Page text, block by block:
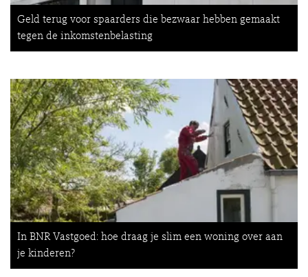
Geld terug voor spaarders die bezwaar hebben gemaakt
tegen de inkomstenbelasting
In BNR Vastgoed: hoe draag je slim een woning over aan
je kinderen?